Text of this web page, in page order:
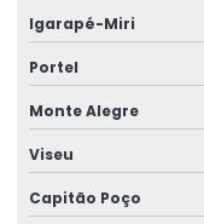
Igarapé-Miri
Portel
Monte Alegre
Viseu
Capitão Poço